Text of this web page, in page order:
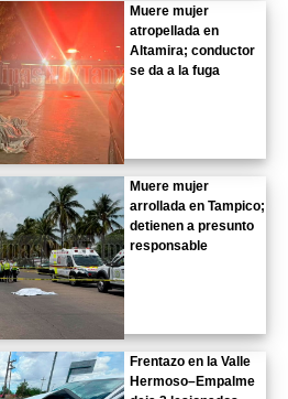
Muere mujer
atropellada en
Altamira; conductor
se da a la fuga
Muere mujer
arrollada en Tampico;
detienen a presunto
responsable
Frentazo en la Valle
Hermoso–Empalme